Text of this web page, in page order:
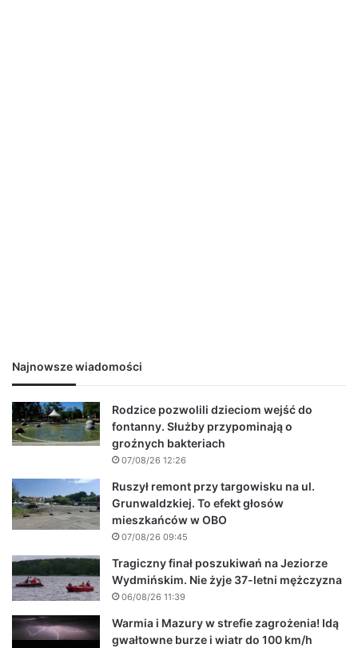
Najnowsze wiadomości
Rodzice pozwolili dzieciom wejść do
fontanny. Służby przypominają o
groźnych bakteriach
07/08/26 12:26
Ruszył remont przy targowisku na ul.
Grunwaldzkiej. To efekt głosów
mieszkańców w OBO
07/08/26 09:45
Tragiczny finał poszukiwań na Jeziorze
Wydmińskim. Nie żyje 37-letni mężczyzna
06/08/26 11:39
Warmia i Mazury w strefie zagrożenia! Idą
gwałtowne burze i wiatr do 100 km/h